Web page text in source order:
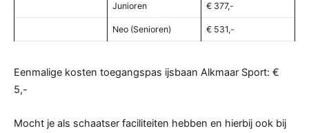
Junioren € 377,-
Neo (Senioren) € 531,-
Eenmalige kosten toegangspas ijsbaan Alkmaar Sport: €
5,-
Mocht je als schaatser faciliteiten hebben en hierbij ook bij